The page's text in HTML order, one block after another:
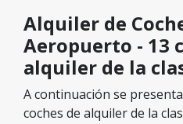
Alquiler de
Aeropuerto - 13
alquiler de la
A continuación se
coches de alquiler de la